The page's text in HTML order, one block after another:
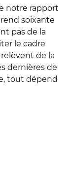
notre rapport
soixante
pas de la
le cadre
de la
dernières de
tout dépend